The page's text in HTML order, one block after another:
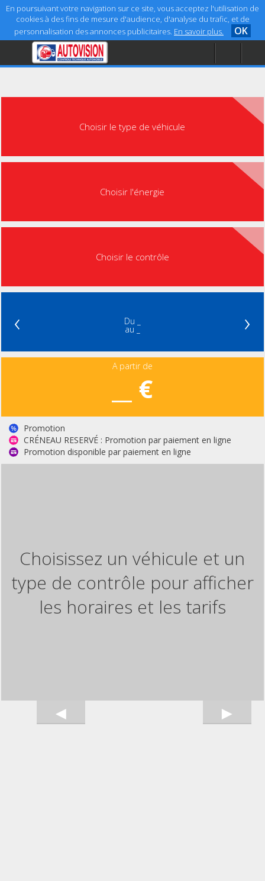
En poursuivant votre navigation sur ce site, vous acceptez l'utilisation de
cookies à des fins de mesure d'audience, d'analyse du trafic, et de
personnalisation des annonces publicitaires. En savoir plus. OK
Accueil
Aide
Choisir le type de véhicule
Choisir l'énergie
Choisir le contrôle
‹ Du _
au _ ›
A partir de
__ €
Promotion
CRÉNEAU RESERVÉ : Promotion par paiement en ligne
Promotion disponible par paiement en ligne
Choisissez un véhicule et un
type de contrôle pour afficher
les horaires et les tarifs